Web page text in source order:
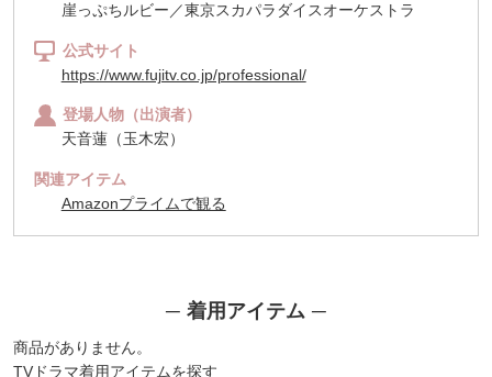
崖っぷちルビー／東京スカパラダイスオーケストラ
公式サイト
https://www.fujitv.co.jp/professional/
登場人物（出演者）
天音蓮（玉木宏）
関連アイテム
Amazonプライムで観る
着用アイテム
商品がありません。
TVドラマ着用アイテムを探す